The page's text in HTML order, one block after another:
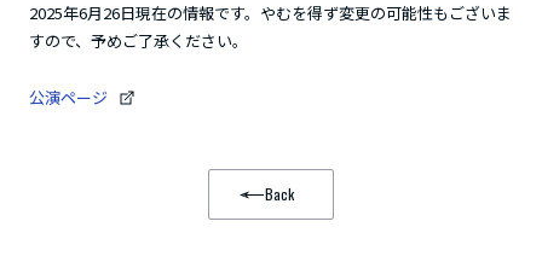
2025年6月26日現在の情報です。やむを得ず変更の可能性もございま
すので、予めご了承ください。
公演ページ
Back